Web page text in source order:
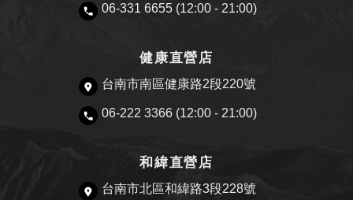
06-331 6655 (12:00 - 21:00)
健康直營店
台南市南區健康路2段220號
06-222 3366 (12:00 - 21:00)
和緯直營店
台南市北區和緯路3段228號